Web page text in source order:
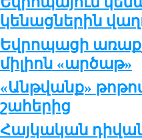
կենացներին
Եվրոպացի
միլիոն «արծաթ»
«Անթվանք»
շահերից
Հայկական